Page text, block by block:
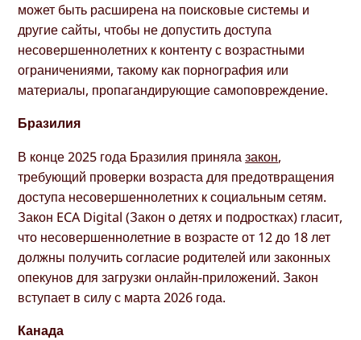
может быть расширена на поисковые системы и
другие сайты, чтобы не допустить доступа
несовершеннолетних к контенту с возрастными
ограничениями, такому как порнография или
материалы, пропагандирующие самоповреждение.
Бразилия
В конце 2025 года Бразилия принялазакон,
требующий проверки возраста для предотвращения
доступа несовершеннолетних к социальным сетям.
Закон ECA Digital (Закон о детях и подростках) гласит,
что несовершеннолетние в возрасте от 12 до 18 лет
должны получить согласие родителей или законных
опекунов для загрузки онлайн-приложений. Закон
вступает в силу с марта 2026 года.
Канада